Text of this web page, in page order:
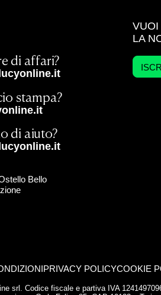
di affari?
stampa?
di aiuto?
Bello
LA
PRIVACY POLICYCOOKIE
srl. Codice fiscale e partiva IVA